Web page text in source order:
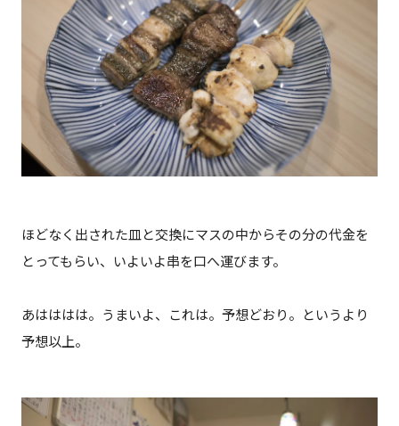
ほどなく出された皿と交換にマスの中からその分の代金を
とってもらい、いよいよ串を口へ運びます。
あはははは。うまいよ、これは。予想どおり。というより
予想以上。